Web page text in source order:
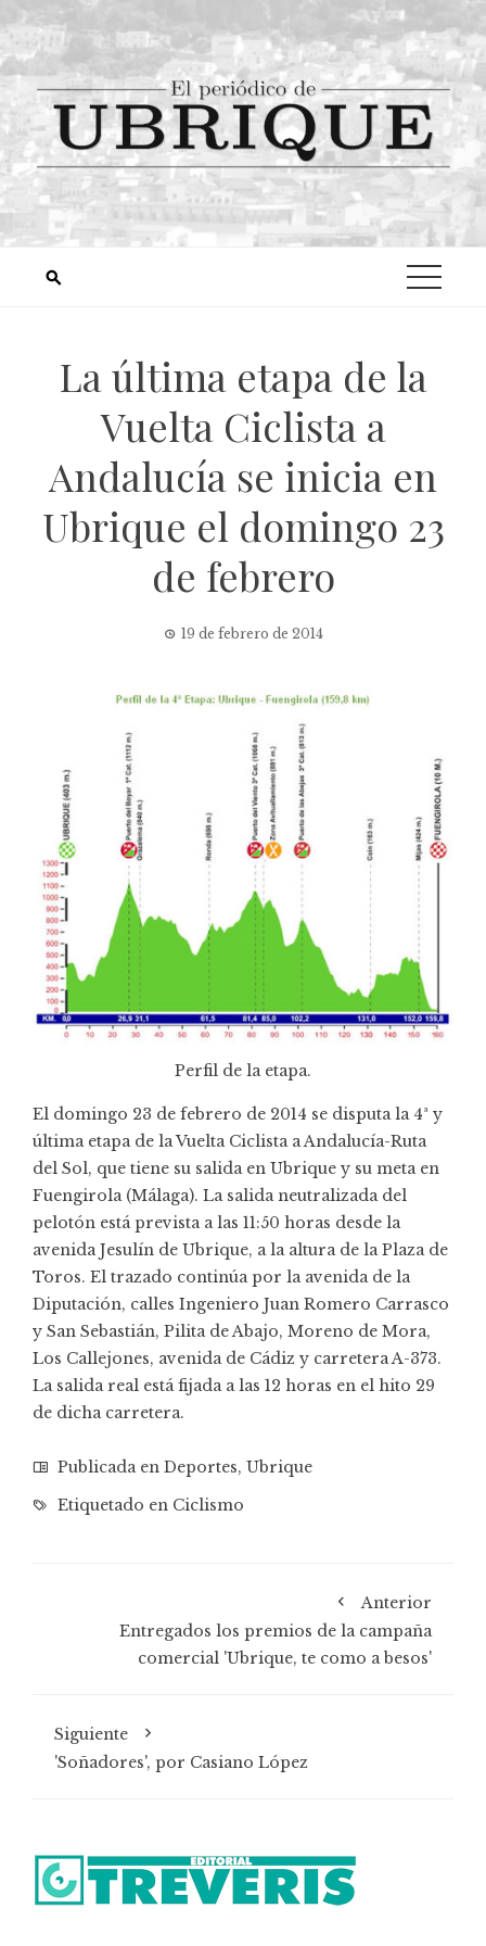
La última etapa de la
Vuelta Ciclista a
Andalucía se inicia en
Ubrique el domingo 23
de febrero
19 de febrero de 2014
Perfil de la etapa.
El domingo 23 de febrero de 2014 se disputa la 4ª y
última etapa de la Vuelta Ciclista a Andalucía-Ruta
del Sol, que tiene su salida en Ubrique y su meta en
Fuengirola (Málaga). La salida neutralizada del
pelotón está prevista a las 11:50 horas desde la
avenida Jesulín de Ubrique, a la altura de la Plaza de
Toros. El trazado continúa por la avenida de la
Diputación, calles Ingeniero Juan Romero Carrasco
y San Sebastián, Pilita de Abajo, Moreno de Mora,
Los Callejones, avenida de Cádiz y carretera A-373.
La salida real está fijada a las 12 horas en el hito 29
de dicha carretera.
Publicada en Deportes, Ubrique
Etiquetado en Ciclismo
Anterior
Entregados los premios de la campaña
comercial 'Ubrique, te como a besos'
Siguiente
'Soñadores', por Casiano López